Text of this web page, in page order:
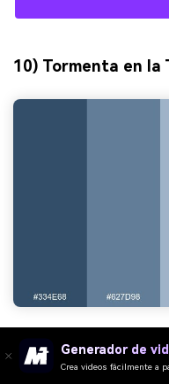
10) Tormenta en la
#334E68
Estado de ánimo:
Generador de
Crea videos fácilmente a